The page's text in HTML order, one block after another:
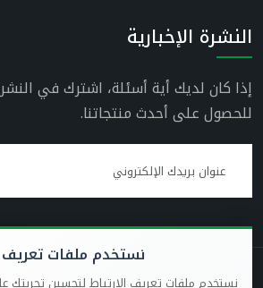
النشرة الإخبارية
إذا كان لديك أية أسئلة، اشترك في النشرة
للحصول على أحدث منتجاتنا.
نستخدم ملفات تعريف
نستخدم ملفات تعريف الارتباط لتحسين تجربتك